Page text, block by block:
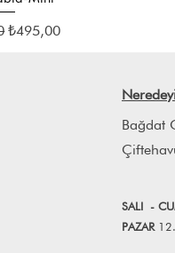
İndirimli Fiyat
₺495,00
Bağdat
SALI -
PAZAR